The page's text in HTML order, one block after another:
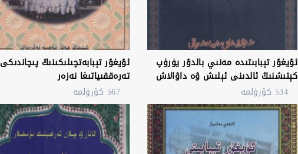
ئۇيغۇر تېبابىتىدە مەنىي بالدۇر يۈرۈپ
كېتىشنىڭ ئالدىنى ئېلىش ۋە داۋالاش
534 كۆرۈلمە
ئۇيغۇر تېبابەتچىلىكىنىڭ پىچاندىكى
تەرەققىياتىغا نەزەر
567 كۆرۈلمە